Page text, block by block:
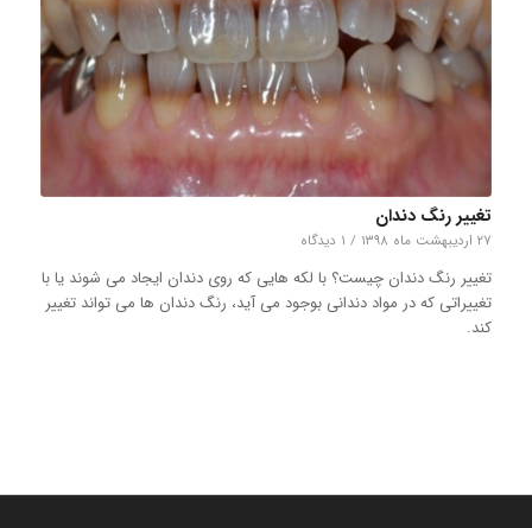
تغییر رنگ دندان
۲۷ اردیبهشت ماه ۱۳۹۸ / ۱ دیدگاه
تغییر رنگ دندان چیست؟ با لکه هایی که روی دندان ایجاد می شوند یا با
تغییراتی که در مواد دندانی بوجود می آید، رنگ دندان ها می تواند تغییر
کند.